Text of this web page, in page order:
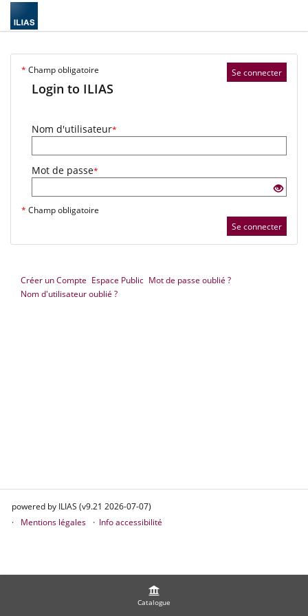
Catalogue
Se connecter
* Champ obligatoire
Login to ILIAS
Nom d'utilisateur*
Mot de passe*
* Champ obligatoire
Se connecter
Créer un Compte Espace Public Mot de passe oublié ?
Nom d'utilisateur oublié ?
powered by ILIAS (v9.21 2026-07-07)
Mentions légales
Info accessibilité